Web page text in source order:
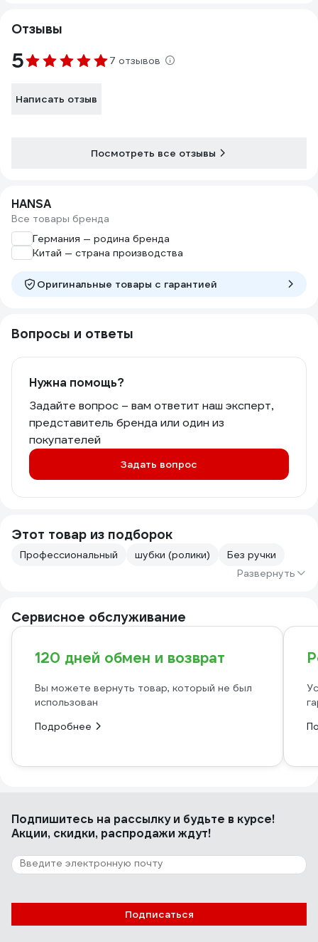
Отзывы
5 7 отзывов
Написать отзыв
Посмотреть все отзывы
HANSA
Все товары бренда
Германия — родина бренда
Китай — страна производства
Оригинальные товары c гарантией
Вопросы и ответы
Нужна помощь?
Задайте вопрос – вам ответит наш эксперт,
представитель бренда или один из
покупателей
Задать вопрос
Этот товар из подборок
Профессиональный шубки (ролики)
Без ручки
Развернуть
Сервисное обслуживание
120 дней обмен и возврат
Вы можете вернуть товар, который не был
использован
Подробнее
Подпишитесь на рассылкуи будьте в курсе!
Акции, скидки, распродажи ждут!
Подписаться